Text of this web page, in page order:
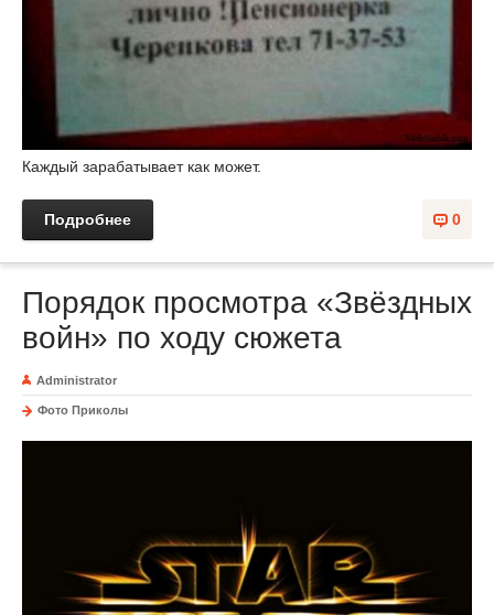
Каждый зарабатывает как может.
0
Подробнее
Порядок просмотра «Звёздных
войн» по ходу сюжета
Administrator
Фото Приколы